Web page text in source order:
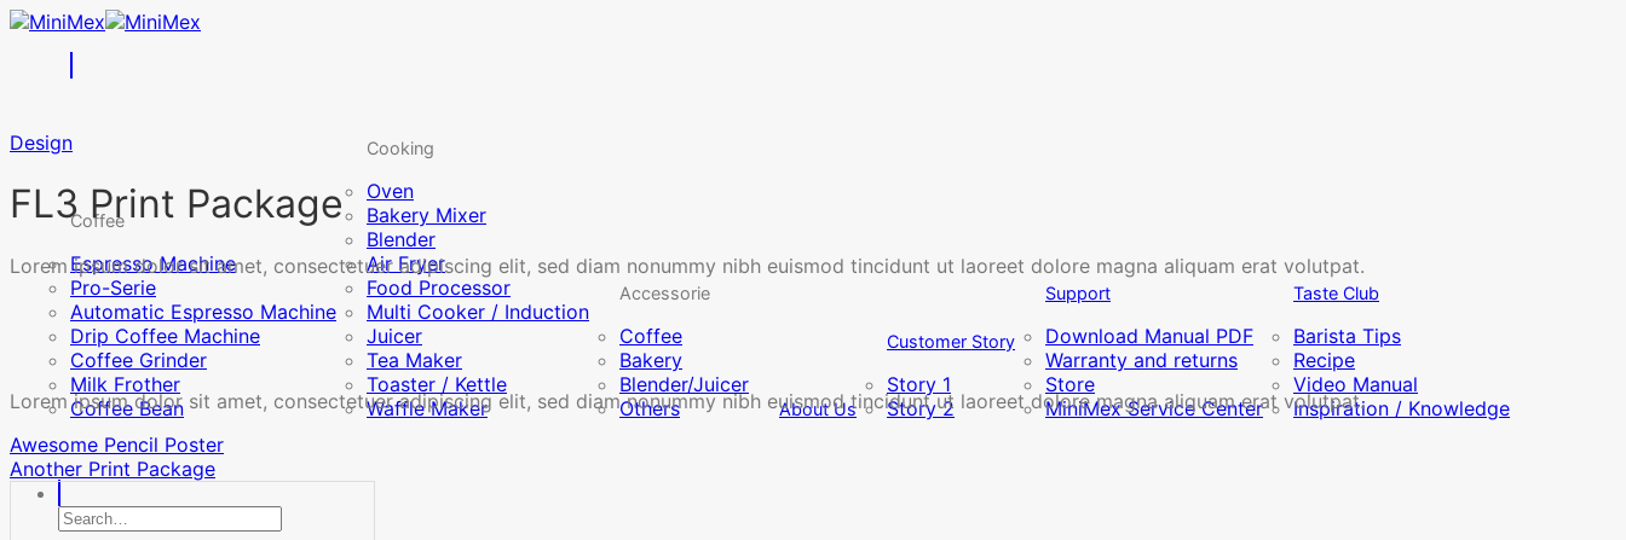
Skip
Coffee
Espresso Machine
Pro-Serie
Automatic Espresso Machine
Drip Coffee Machine
Coffee Grinder
Milk Frother
Coffee Bean
Cooking
Oven
Bakery Mixer
Blender
Air Fryer
Food Processor
Multi Cooker / Induction
Juicer
Tea Maker
Toaster / Kettle
Waffle Maker
Accessorie
Coffee
Bakery
Blender/Juicer
Others
About Us
Customer Story
Story 1
Story 2
Support
Download Manual PDF
Warranty and returns
Store
MiniMex Service Center
Taste Club
Barista Tips
Recipe
Video Manual
Inspiration / Knowledge
Search
Design
FL3 Print Package
Lorem ipsum dolor sit amet, consectetuer adipiscing elit, sed diam nonummy nibh euismod tincidunt ut laoreet dolore magna aliquam erat volutpat.
Lorem ipsum dolor sit amet, consectetuer adipiscing elit, sed diam nonummy nibh euismod tincidunt ut laoreet dolore magna aliquam erat volutpat.
Awesome Pencil Poster
Another Print Package